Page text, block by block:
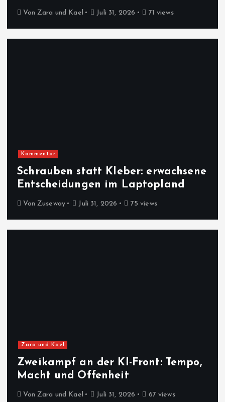
Von Zara und Kael Juli 31, 2026 71 views
Kommentar
Schrauben statt Kleber: erwachsene
Entscheidungen im Laptopland
Von Zuseway Juli 31, 2026 75 views
Zara und Kael
Zweikampf an der KI-Front: Tempo,
Macht und Offenheit
Von Zara und Kael Juli 31, 2026 67 views